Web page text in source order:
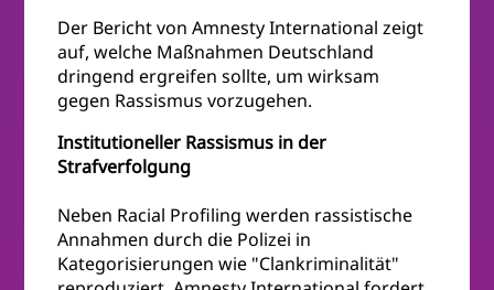
Der Bericht von Amnesty International zeigt
auf, welche Maßnahmen Deutschland
dringend ergreifen sollte, um wirksam
gegen Rassismus vorzugehen.
Institutioneller Rassismus in der
Strafverfolgung
Neben Racial Profiling werden rassistische
Annahmen durch die Polizei in
Kategorisierungen wie "Clankriminalität"